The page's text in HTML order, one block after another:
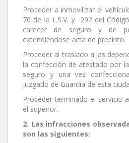
Proceder a inmovilizar el
70 de la L.S.V. y 292 del
carecer de seguro y de
extendiéndose acta de precinto.
Proceder al traslado a las
la confección de atestado por
seguro y una vez
Juzgado de Guardia de esta
Proceder terminado el servicio
el superior.
2. Las infracciones
son las siguientes: